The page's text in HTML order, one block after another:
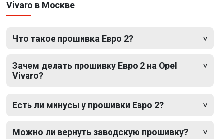
Vivaro в Москве
Что такое прошивка Евро 2?
Зачем делать прошивку Евро 2 на Opel
Vivaro?
Есть ли минусы у прошивки Евро 2?
Можно ли вернуть заводскую прошивку?